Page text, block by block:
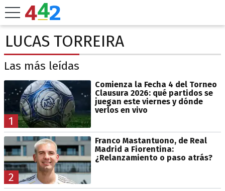
LUCAS TORREIRA
Las más leídas
1
Comienza la Fecha 4 del Torneo
Clausura 2026: qué partidos se
juegan este viernes y dónde
verlos en vivo
2
Franco Mastantuono, de Real
Madrid a Fiorentina:
¿Relanzamiento o paso atrás?